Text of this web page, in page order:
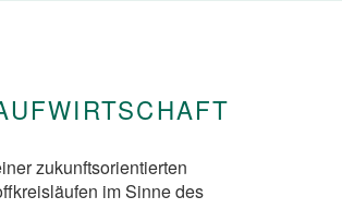
zukunftsorientierten
im Sinne des